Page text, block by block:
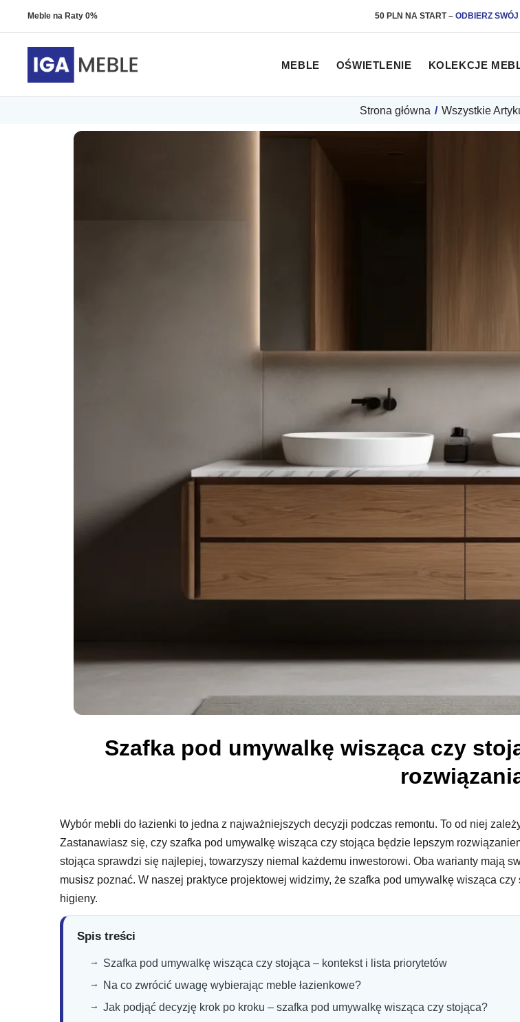
Meble na Raty 0% 50 PLN NA START– ODBIERZ
MEBLE OŚWIETLENIE KOLEKCJE
Strona główna / Wszystkie
Szafka pod umywalkę wisząca czy
Wybór mebli do łazienki to jedna z najważniejszych decyzji podczas remontu. To od niej
Zastanawiasz się, czy szafka pod umywalkę wisząca czy stojąca będzie lepszym
stojąca sprawdzi się najlepiej, towarzyszy niemal każdemu inwestorowi. Oba warianty mają
musisz poznać. W naszej praktyce projektowej widzimy, że szafka pod umywalkę wisząca
higieny.
Spis treści
Szafka pod umywalkę wisząca czy stojąca – kontekst i lista priorytetów
Na co zwrócić uwagę wybierając meble łazienkowe?
Jak podjąć decyzję krok po kroku – szafka pod umywalkę wisząca czy stojąca?